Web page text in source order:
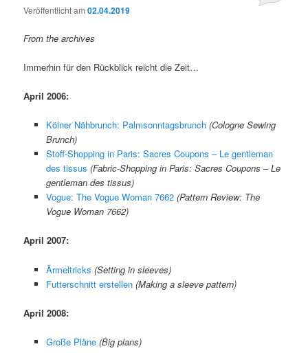
Veröffentlicht am02.04.2019
From the archives
Immerhin für den Rückblick reicht die Zeit…
April 2006:
Kölner Nähbrunch: Palmsonntagsbrunch (Cologne Sewing
Brunch)
Stoff-Shopping in Paris: Sacres Coupons – Le gentleman
des tissus (Fabric-Shopping in Paris: Sacres Coupons – Le
gentleman des tissus)
Vogue: The Vogue Woman 7662 (Pattern Review: The
Vogue Woman 7662)
April 2007:
Ärmeltricks (Setting in sleeves)
Futterschnitt erstellen (Making a sleeve pattern)
April 2008:
Große Pläne (Big plans)